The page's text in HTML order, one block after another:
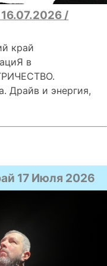
/
край
в
Драйв и энергия,
17 Июля 2026